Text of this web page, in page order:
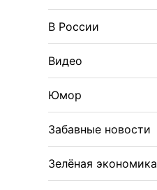
В России
Видео
Юмор
Забавные новости
Зелёная экономика